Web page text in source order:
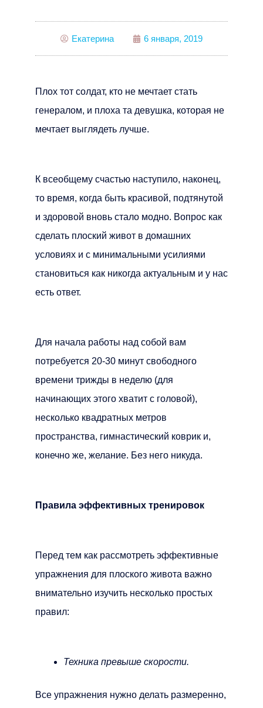
Екатерина 6 января, 2019
Плох тот солдат, кто не мечтает стать
генералом, и плоха та девушка, которая не
мечтает выглядеть лучше.
К всеобщему счастью наступило, наконец,
то время, когда быть красивой, подтянутой
и здоровой вновь стало модно. Вопрос как
сделать плоский живот в домашних
условиях и с минимальными усилиями
становиться как никогда актуальным и у нас
есть ответ.
Для начала работы над собой вам
потребуется 20-30 минут свободного
времени трижды в неделю (для
начинающих этого хватит с головой),
несколько квадратных метров
пространства, гимнастический коврик и,
конечно же, желание. Без него никуда.
Правила эффективных тренировок
Перед тем как рассмотреть эффективные
упражнения для плоского живота важно
внимательно изучить несколько простых
правил:
Техника превыше скорости.
Все упражнения нужно делать размеренно,